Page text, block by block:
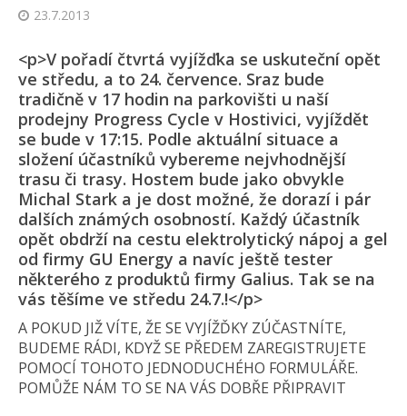
23.7.2013
<p>V pořadí čtvrtá vyjížďka se uskuteční opět
ve středu, a to 24. července. Sraz bude
tradičně v 17 hodin na parkovišti u naší
prodejny Progress Cycle v Hostivici, vyjíždět
se bude v 17:15. Podle aktuální situace a
složení účastníků vybereme nejvhodnější
trasu či trasy. Hostem bude jako obvykle
Michal Stark a je dost možné, že dorazí i pár
dalších známých osobností. Každý účastník
opět obdrží na cestu elektrolytický nápoj a gel
od firmy GU Energy a navíc ještě tester
některého z produktů firmy Galius. Tak se na
vás těšíme ve středu 24.7.!</p>
A POKUD JIŽ VÍTE, ŽE SE VYJÍŽĎKY ZÚČASTNÍTE,
BUDEME RÁDI, KDYŽ SE PŘEDEM ZAREGISTRUJETE
POMOCÍ TOHOTO JEDNODUCHÉHO FORMULÁŘE.
POMŮŽE NÁM TO SE NA VÁS DOBŘE PŘIPRAVIT